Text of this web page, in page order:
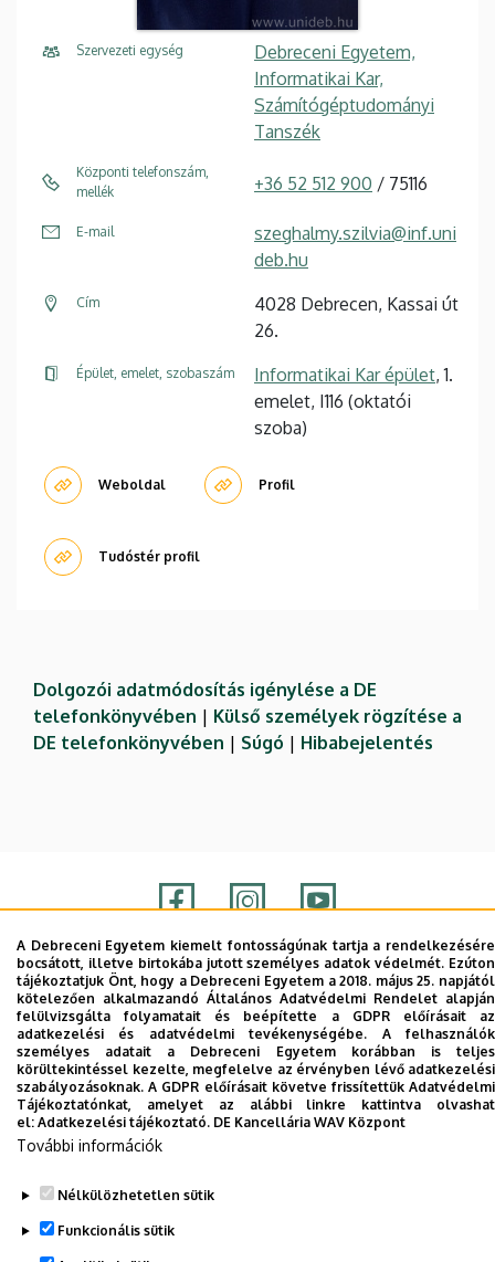
Szervezeti egység
Debreceni Egyetem,
Informatikai Kar,
Számítógéptudományi
Tanszék
Központi telefonszám,
mellék
+36 52 512 900 / 75116
E-mail
szeghalmy.szilvia@inf.uni
deb.hu
Cím
4028 Debrecen, Kassai út
26.
Épület, emelet, szobaszám Informatikai Kar épület, 1.
emelet, I116 (oktatói
szoba)
Weboldal Profil
Tudóstér profil
Dolgozói adatmódosítás igénylése a DE
telefonkönyvében | Külső személyek rögzítése a
DE telefonkönyvében | Súgó | Hibabejelentés
Adatvédelem
Adatvédelem
Szerzői jog © 2026 Unideb
A Debreceni Egyetem kiemelt fontosságúnak tartja a rendelkezésére
bocsátott, illetve birtokába jutott személyes adatok védelmét. Ezúton
tájékoztatjuk Önt, hogy a Debreceni Egyetem a 2018. május 25. napjától
kötelezően alkalmazandó Általános Adatvédelmi Rendelet alapján
felülvizsgálta folyamatait és beépítette a GDPR előírásait az
adatkezelési és adatvédelmi tevékenységébe. A felhasználók
személyes adatait a Debreceni Egyetem korábban is teljes
körültekintéssel kezelte, megfelelve az érvényben lévő adatkezelési
szabályozásoknak. A GDPR előírásait követve frissítettük Adatvédelmi
Tájékoztatónkat, amelyet az alábbi linkre kattintva olvashat
el: Adatkezelési tájékoztató. DE Kancellária WAV Központ
További információk
Nélkülözhetetlen sütik
Funkcionális sütik